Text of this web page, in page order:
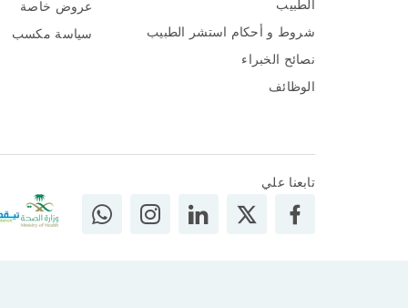
الطبيب
شروط و أحكام استشر الطبيب
نصائح الخبراء
الوظائف
عروض خاصة
سياسة مكسب
تابعنا علي